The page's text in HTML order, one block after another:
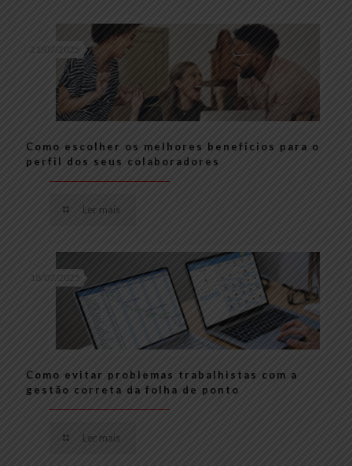
21/07/2025
Como escolher os melhores benefícios para o
perfil dos seus colaboradores
Ler mais
18/07/2025
Como evitar problemas trabalhistas com a
gestão correta da folha de ponto
Ler mais